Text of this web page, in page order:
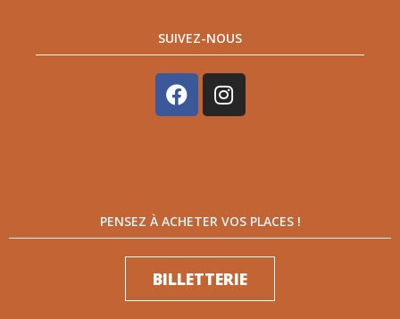
SUIVEZ-NOUS
PENSEZ À ACHETER VOS PLACES !
BILLETTERIE